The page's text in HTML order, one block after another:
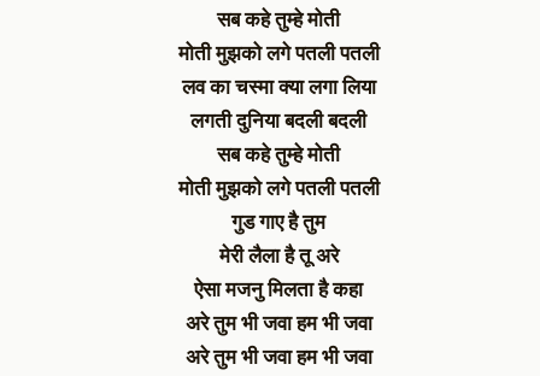
सब कहे तुम्हे मोती
मोती मुझको लगे पतली पतली
लव का चस्मा क्या लगा लिया
लगती दुनिया बदली बदली
सब कहे तुम्हे मोती
मोती मुझको लगे पतली पतली
गुड गाए है तुम
मेरी लैला है तू अरे
ऐसा मजनु मिलता है कहा
अरे तुम भी जवा हम भी जवा
अरे तुम भी जवा हम भी जवा